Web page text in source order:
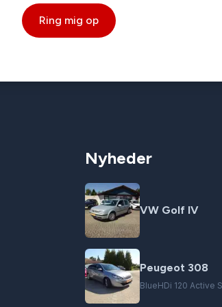
Ring mig op
Nyheder
VW Golf IV
Peugeot 308
BlueHDi 120 Active